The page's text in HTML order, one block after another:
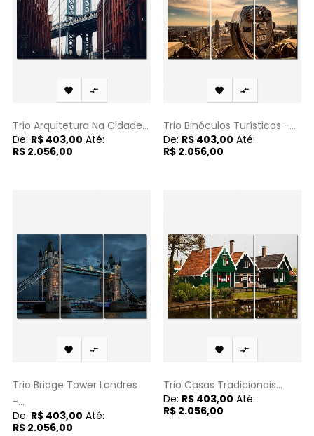
 
Trio Arquitetura Na Cidade...
De: R$ 403,00 Até:
R$ 2.056,00
 
Trio Binóculos Turísticos -...
De: R$ 403,00 Até:
R$ 2.056,00
 
Trio Bridge Tower Londres
-...
De: R$ 403,00 Até:
R$ 2.056,00
 
Trio Casas Tradicionais...
De: R$ 403,00 Até:
R$ 2.056,00